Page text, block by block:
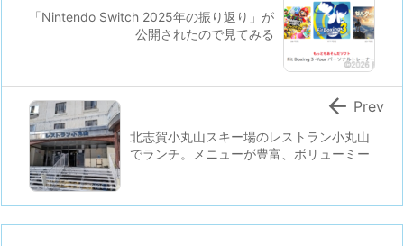
「Nintendo Switch 2025年の振り返り」が
公開されたので見てみる
北志賀小丸山スキー場のレストラン小丸山
でランチ。メニューが豊富、ボリューミー
 Prev